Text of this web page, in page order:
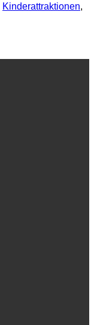
Kinderattraktionen